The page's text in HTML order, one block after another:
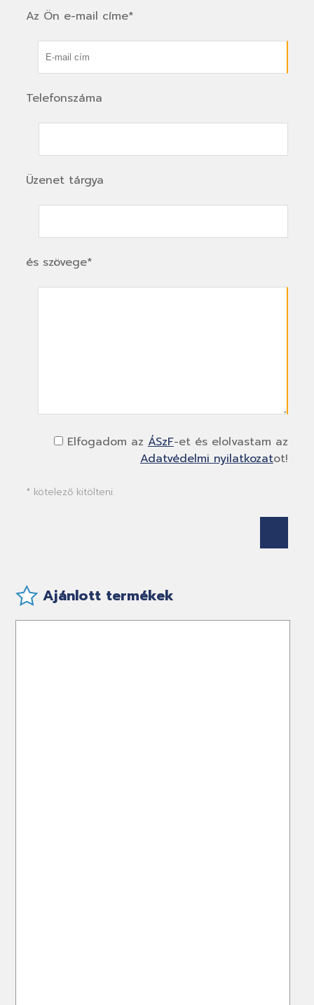
Az Ön e-mail címe*
Telefonszáma
Üzenet tárgya
és szövege*
Elfogadom az ÁSzF-et és elolvastam az
Adatvédelmi nyilatkozatot!
* kötelező kitölteni.
Ajánlott termékek